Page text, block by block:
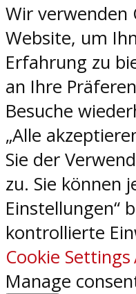
Wir verwenden
Website, um
Erfahrung zu
an Ihre
Besuche
„Alle
Sie der
zu. Sie können
Einstellungen“
kontrollierte
Cookie Settings
Manage